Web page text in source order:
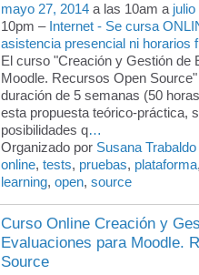
mayo 27, 2014 a las 10am a
10pm – Internet - Se cursa
asistencia presencial ni horarios
El curso "Creación y Gestión de
Moodle. Recursos Open
duración de 5 semanas (50
esta propuesta teórico-práctica,
posibilidades q…
Organizado por Susana Trabaldo
online, tests, pruebas, plataforma
learning, open, source
Curso Online Creación y
Evaluaciones para Moodle.
Source